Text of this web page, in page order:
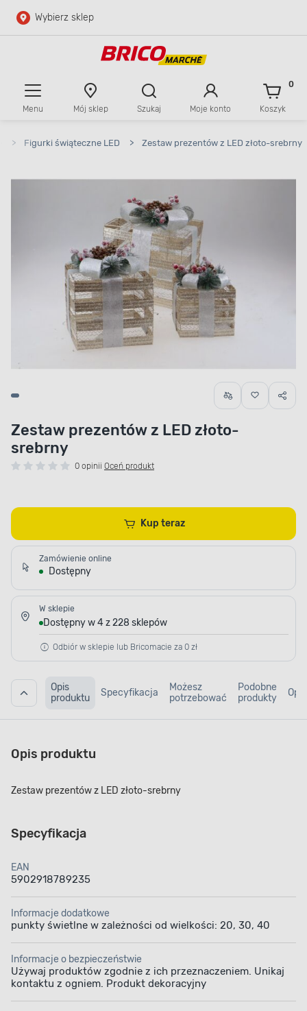
Przejdź do głównej zawartości
Wybierz sklep
Menu Mój sklep Szukaj Moje konto Koszyk
0
> Figurki świąteczne LED > Zestaw prezentów z LED złoto-srebrny
Zestaw prezentów z LED złoto-
srebrny
0 opinii Oceń produkt
Kup teraz
Zamówienie online
Dostępny
W sklepie
Dostępny w 4 z 228 sklepów
Odbiór w sklepie lub Bricomacie za 0 zł
Opis
produktu
Specyfikacja
Możesz
potrzebować
Podobne
produkty
Opis produktu
Zestaw prezentów z LED złoto-srebrny
Specyfikacja
EAN
5902918789235
Informacje dodatkowe
punkty świetlne w zależności od wielkości: 20, 30, 40
Informacje o bezpieczeństwie
Używaj produktów zgodnie z ich przeznaczeniem. Unikaj
kontaktu z ogniem. Produkt dekoracyjny